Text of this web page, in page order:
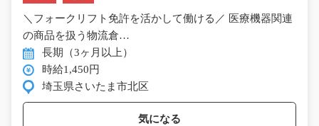
＼フォークリフト免許を活かして働ける／ 医療機器関連
の商品を扱う物流倉…
長期（3ヶ月以上）
時給1,450円
埼玉県さいたま市北区
気になる